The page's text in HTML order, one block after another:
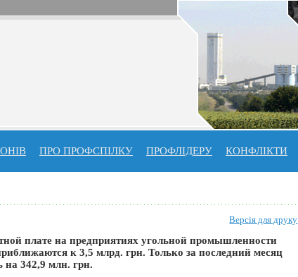
ПРО ПРОФСПIЛКУ ПРОФЛIДЕРУ КОНФЛІКТИ
Версія для друку
плате на предприятиях угольной промышленности
к 3,5 млрд. грн. Только за последний месяц
на 342,9 млн. грн.